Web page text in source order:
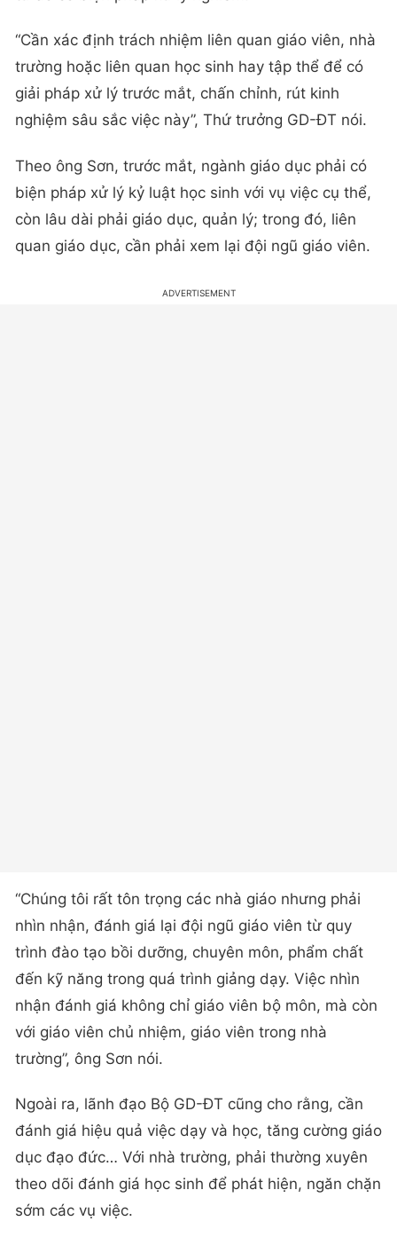
“Cần xác định trách nhiệm liên quan giáo viên, nhà
trường hoặc liên quan học sinh hay tập thể để có
giải pháp xử lý trước mắt, chấn chỉnh, rút kinh
nghiệm sâu sắc việc này”, Thứ trưởng GD-ĐT nói.
Theo ông Sơn, trước mắt, ngành giáo dục phải có
biện pháp xử lý kỷ luật học sinh với vụ việc cụ thể,
còn lâu dài phải giáo dục, quản lý; trong đó, liên
quan giáo dục, cần phải xem lại đội ngũ giáo viên.
“Chúng tôi rất tôn trọng các nhà giáo nhưng phải
nhìn nhận, đánh giá lại đội ngũ giáo viên từ quy
trình đào tạo bồi dưỡng, chuyên môn, phẩm chất
đến kỹ năng trong quá trình giảng dạy. Việc nhìn
nhận đánh giá không chỉ giáo viên bộ môn, mà còn
với giáo viên chủ nhiệm, giáo viên trong nhà
trường”, ông Sơn nói.
Ngoài ra, lãnh đạo Bộ GD-ĐT cũng cho rằng, cần
đánh giá hiệu quả việc dạy và học, tăng cường giáo
dục đạo đức… Với nhà trường, phải thường xuyên
theo dõi đánh giá học sinh để phát hiện, ngăn chặn
sớm các vụ việc.